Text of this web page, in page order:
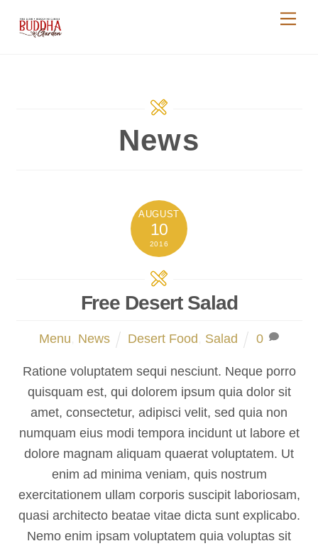
News
AUGUST
10
2016
Free Desert Salad
Menu News Desert Food Salad 0
Ratione voluptatem sequi nesciunt. Neque porro
quisquam est, qui dolorem ipsum quia dolor sit
amet, consectetur, adipisci velit, sed quia non
numquam eius modi tempora incidunt ut labore et
dolore magnam aliquam quaerat voluptatem. Ut
enim ad minima veniam, quis nostrum
exercitationem ullam corporis suscipit laboriosam,
quasi architecto beatae vitae dicta sunt explicabo.
Nemo enim ipsam voluptatem quia voluptas sit